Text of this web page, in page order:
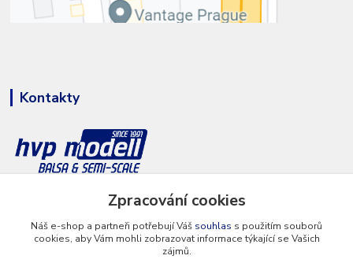
Kontakty
+420 777 286 674
info@hvp-modell.cz
Zpracování cookies
Náš e-shop a partneři potřebují Váš souhlas s použitím souborů
cookies, aby Vám mohli zobrazovat informace týkající se Vašich
zájmů.